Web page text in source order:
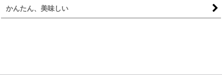
かんたん、美味しい